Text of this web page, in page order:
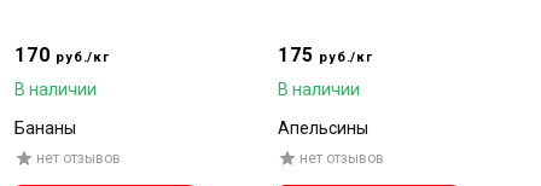
170 руб./кг
В наличии
Бананы
нет отзывов
175 руб./кг
В наличии
Апельсины
нет отзывов